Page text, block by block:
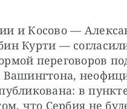
и Косово —
Курти —
переговоров
Вашингтона,
в
что Сербия не